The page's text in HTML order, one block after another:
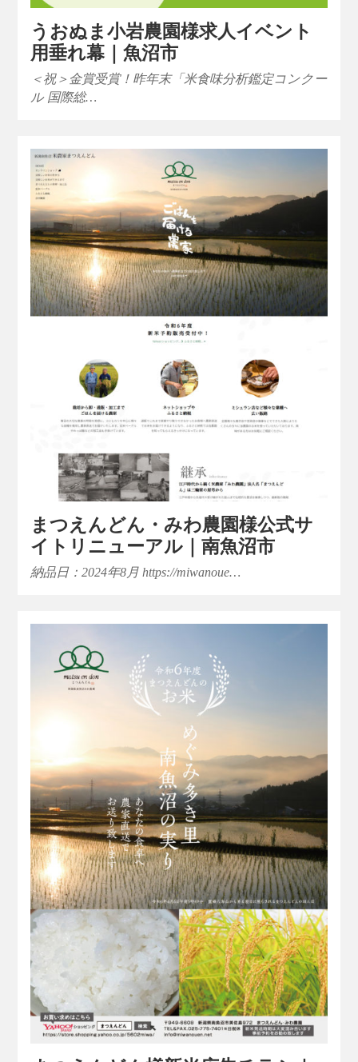
うおぬま小岩農園様求人イベント
用垂れ幕｜魚沼市
＜祝＞金賞受賞！昨年末「米食味分析鑑定コンクー
ル 国際総…
まつえんどん・みわ農園様公式サ
イトリニューアル｜南魚沼市
納品日：2024年8月 https://miwanoue…